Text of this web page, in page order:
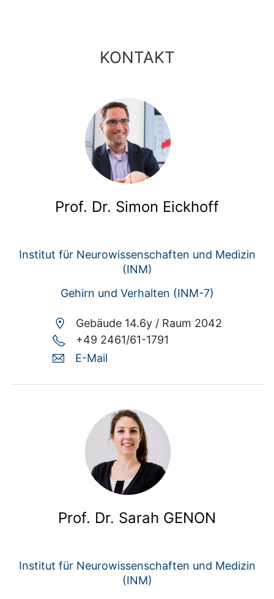
KONTAKT
Prof. Dr. Simon Eickhoff
Institut für Neurowissenschaften und Medizin
(INM)
Gehirn und Verhalten (INM-7)
Gebäude 14.6y / Raum 2042
+49 2461/61-1791
E-Mail
Prof. Dr. Sarah GENON
Institut für Neurowissenschaften und Medizin
(INM)